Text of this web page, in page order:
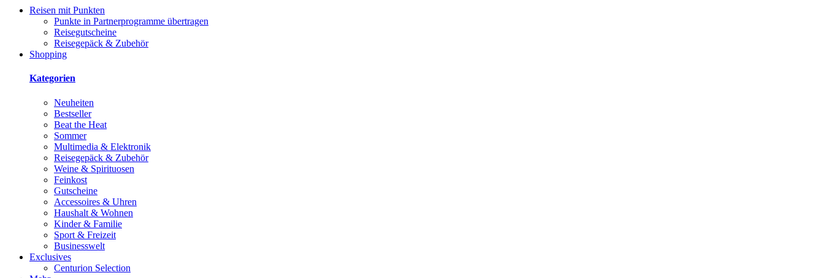
Reisen mit Punkten
Punkte in Partnerprogramme übertragen
Reisegutscheine
Reisegepäck & Zubehör
Shopping
Kategorien
Neuheiten
Bestseller
Beat the Heat
Sommer
Multimedia & Elektronik
Reisegepäck & Zubehör
Weine & Spirituosen
Feinkost
Gutscheine
Accessoires & Uhren
Haushalt & Wohnen
Kinder & Familie
Sport & Freizeit
Businesswelt
Exclusives
Centurion Selection